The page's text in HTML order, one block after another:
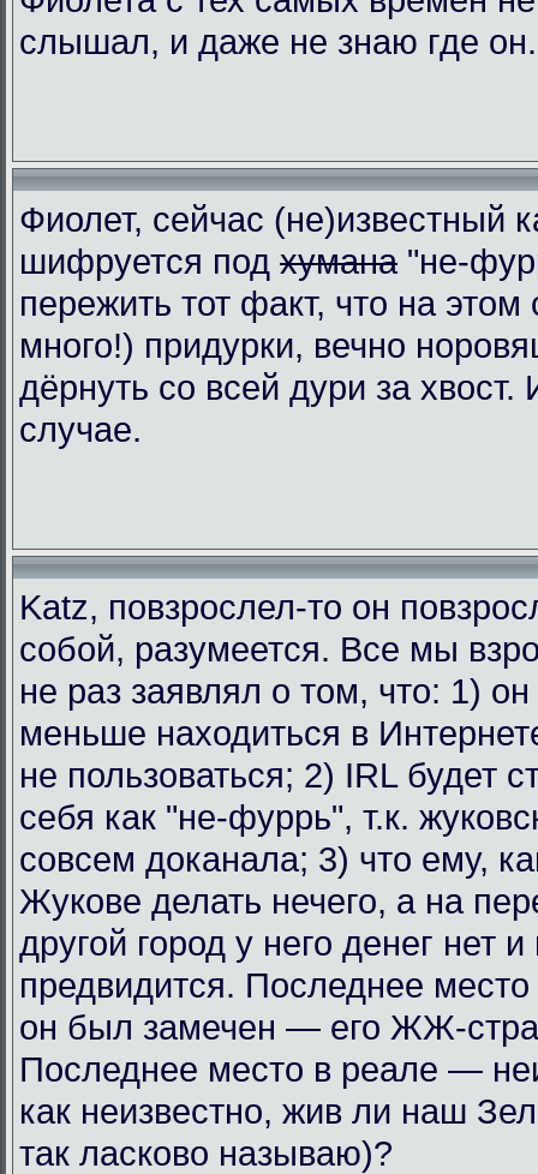
слышал, и даже не знаю где он.
Фиолет, сейчас (не)известный
шифруется под хумана "не-
пережить тот факт, что на этом
много!) придурки, вечно
дёрнуть со всей дури за
случае.
Katz, повзрослел-то он
собой, разумеется. Все мы
не раз заявлял о том, что: 1)
меньше находиться в
не пользоваться; 2) IRL будет
себя как "не-фуррь", т.к.
совсем доканала; 3) что ему,
Жукове делать нечего, а на
другой город у него денег нет
предвидится. Последнее место
он был замечен — его ЖЖ-
Последнее место в реале —
как неизвестно, жив ли наш
так ласково называю)?